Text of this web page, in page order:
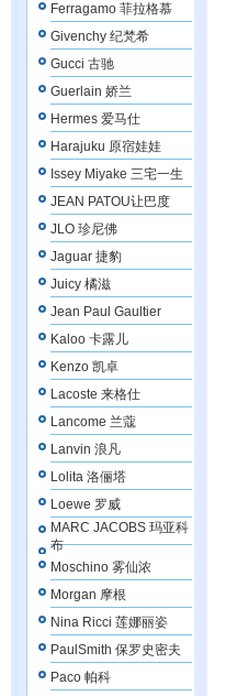
Ferragamo 菲拉格慕
Givenchy 纪梵希
Gucci 古驰
Guerlain 娇兰
Hermes 爱马仕
Harajuku 原宿娃娃
Issey Miyake 三宅一生
JEAN PATOU让巴度
JLO 珍尼佛
Jaguar 捷豹
Juicy 橘滋
Jean Paul Gaultier
Kaloo 卡露儿
Kenzo 凯卓
Lacoste 来格仕
Lancome 兰蔻
Lanvin 浪凡
Lolita 洛俪塔
Loewe 罗威
MARC JACOBS 玛亚科
布
Moschino 雾仙浓
Morgan 摩根
Nina Ricci 莲娜丽姿
PaulSmith 保罗史密夫
Paco 帕科